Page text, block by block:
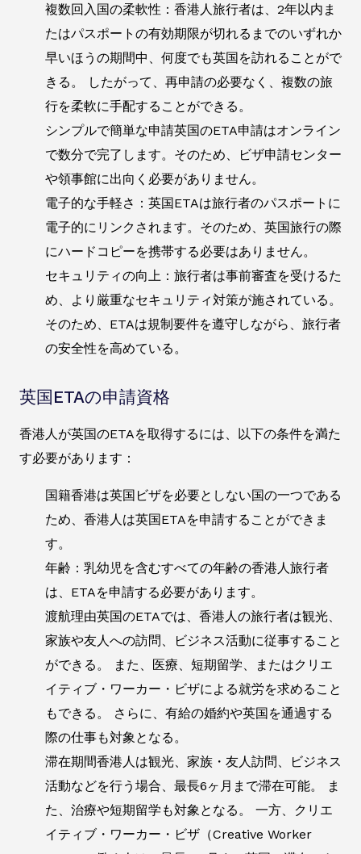
複数回入国の柔軟性：香港人旅行者は、2年以内ま
たはパスポートの有効期限が切れるまでのいずれか
早いほうの期間中、何度でも英国を訪れることがで
きる。 したがって、再申請の必要なく、複数の旅
行を柔軟に手配することができる。
シンプルで簡単な申請英国のETA申請はオンライン
で数分で完了します。そのため、ビザ申請センター
や領事館に出向く必要がありません。
電子的な手軽さ：英国ETAは旅行者のパスポートに
電子的にリンクされます。そのため、英国旅行の際
にハードコピーを携帯する必要はありません。
セキュリティの向上：旅行者は事前審査を受けるた
め、より厳重なセキュリティ対策が施されている。
そのため、ETAは規制要件を遵守しながら、旅行者
の安全性を高めている。
英国ETAの申請資格
香港人が英国のETAを取得するには、以下の条件を満た
す必要があります：
国籍香港は英国ビザを必要としない国の一つである
ため、香港人は英国ETAを申請することができま
す。
年齢：乳幼児を含むすべての年齢の香港人旅行者
は、ETAを申請する必要があります。
渡航理由英国のETAでは、香港人の旅行者は観光、
家族や友人への訪問、ビジネス活動に従事すること
ができる。 また、医療、短期留学、またはクリエ
イティブ・ワーカー・ビザによる就労を求めること
もできる。 さらに、有給の婚約や英国を通過する
際の仕事も対象となる。
滞在期間香港人は観光、家族・友人訪問、ビジネス
活動などを行う場合、最長6ヶ月まで滞在可能。 ま
た、治療や短期留学も対象となる。 一方、クリエ
イティブ・ワーカー・ビザ（Creative Worker